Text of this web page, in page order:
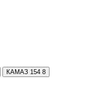
КАМАЗ 154 8